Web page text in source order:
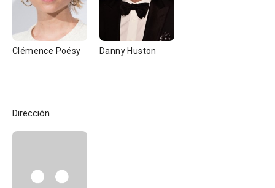
Clémence Poésy Danny Huston
Dirección